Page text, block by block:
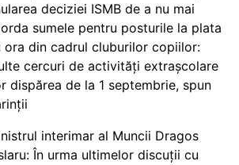
deciziei ISMB de a nu mai
sumele pentru posturile la plata
ora din cadrul cluburilor copiilor:
cercuri de activități extrașcolare
dispărea de la 1 septembrie, spun
interimar al Muncii Dragos
În urma ultimelor discuții cu